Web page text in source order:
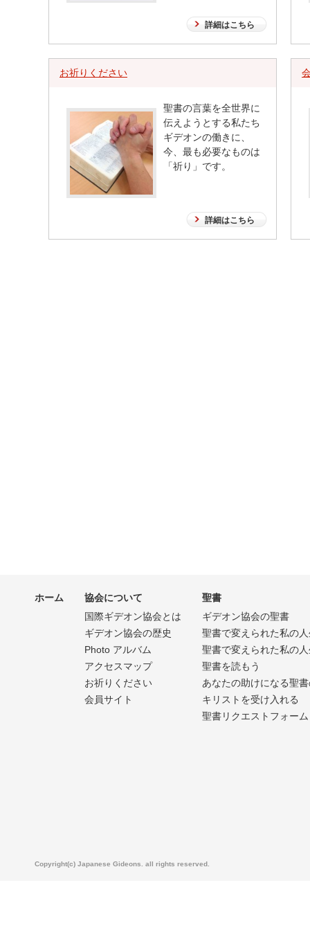
詳細はこちら
お祈りください
聖書の言葉を全世界に
伝えようとする私たち
ギデオンの働きに、
今、最も必要なものは
「祈り」です。
詳細はこちら
ホーム
協会について
国際ギデオン協会とは
ギデオン協会の歴史
Photo アルバム
アクセスマップ
お祈りください
会員サイト
聖書
ギデオン協会の聖書
聖書で変えられた私の
聖書で変えられた私の
聖書を読もう
あなたの助けになる聖
キリストを受け入れる
聖書リクエストフォーム
Copyright(c) Japanese Gideons. all rights reserved.